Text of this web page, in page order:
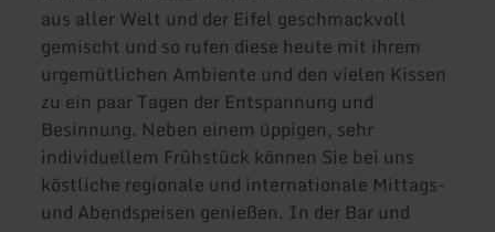
aus aller Welt und der Eifel geschmackvoll
gemischt und so rufen diese heute mit ihrem
urgemütlichen Ambiente und den vielen Kissen
zu ein paar Tagen der Entspannung und
Besinnung. Neben einem üppigen, sehr
individuellem Frühstück können Sie bei uns
köstliche regionale und internationale Mittags-
und Abendspeisen genießen. In der Bar und